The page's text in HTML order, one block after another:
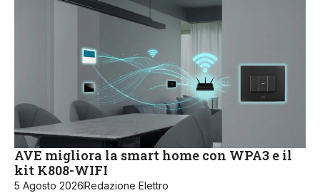
AVE migliora la smart home con WPA3 e il
kit K808-WIFI
5 Agosto 2026Redazione Elettro